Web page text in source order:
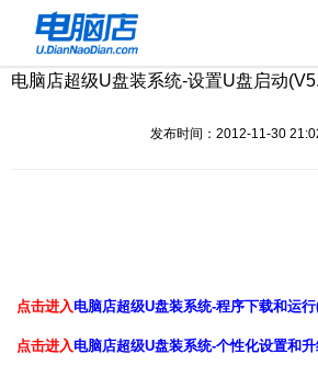
电脑店超级U盘装系统-设置U盘启动
发布时间：2012-11-30
点击进入电脑店超级U盘装系统-程序下载和运
点击进入电脑店超级U盘装系统-个性化设置和